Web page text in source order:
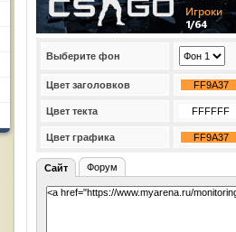
Выберите фон
Цвет заголовков
Цвет текта
Цвет графика
Сайт Форум